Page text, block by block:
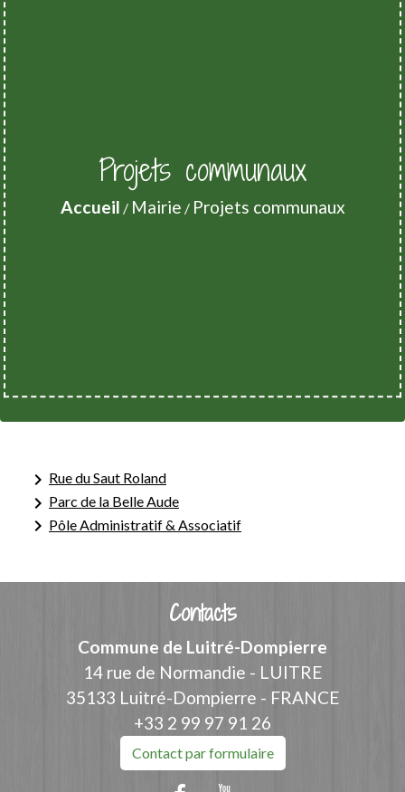
Projets communaux
Accueil / Mairie / Projets communaux
keyboard_arrow_right Rue du Saut Roland
keyboard_arrow_right Parc de la Belle Aude
keyboard_arrow_right Pôle Administratif & Associatif
Contacts
Commune de Luitré-Dompierre
14 rue de Normandie - LUITRE
35133 Luitré-Dompierre - FRANCE
+33 2 99 97 91 26
Contact par formulaire